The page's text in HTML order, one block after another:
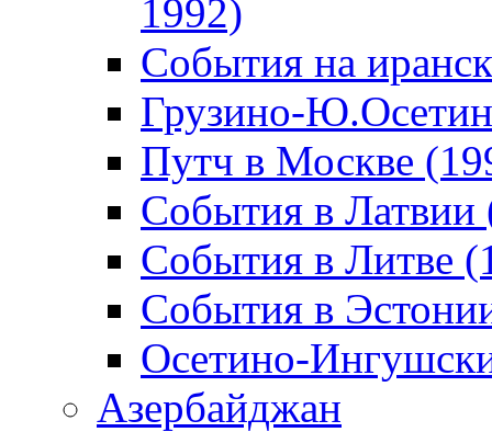
1992)
События на
Грузино-
Путч в Москве
События в Латвии
События в Литве
События в
Осетино-
Азербайджан